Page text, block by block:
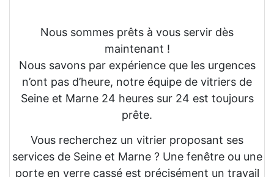
Nous sommes prêts à vous servir dès
maintenant !
Nous savons par expérience que les urgences
n’ont pas d’heure, notre équipe de vitriers de
Seine et Marne 24 heures sur 24 est toujours
prête.
Vous recherchez un vitrier proposant ses
services de Seine et Marne ? Une fenêtre ou une
porte en verre cassé est précisément un travail